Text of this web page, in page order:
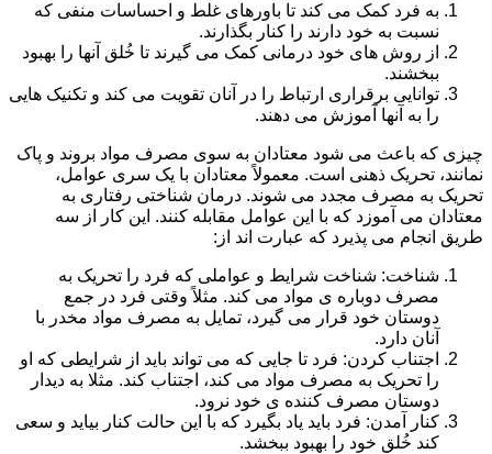
به فرد کمک می کند تا باورهای غلط و احساسات منفی که
نسبت به خود دارند را کنار بگذارند.
از روش های خود درمانی کمک می گیرند تا خُلق آنها را بهبود
ببخشند.
توانایی برقراری ارتباط را در آنان تقویت می کند و تکنیک هایی
را به آنها آموزش می دهند.
چیزی که باعث می شود معتادان به سوی مصرف مواد بروند و پاک
نمانند، تحریک ذهنی است. معمولاً معتادان با یک سری عوامل،
تحریک به مصرف مجدد می شوند. درمان شناختی رفتاری به
معتادان می آموزد که با این عوامل مقابله کنند. این کار از سه
طریق انجام می پذیرد که عبارت اند از:
شناخت: شناخت شرایط و عواملی که فرد را تحریک به
مصرف دوباره ی مواد می کند. مثلاً وقتی فرد در جمع
دوستان خود قرار می گیرد، تمایل به مصرف مواد مخدر با
آنان دارد.
اجتناب کردن: فرد تا جایی که می تواند باید از شرایطی که او
را تحریک به مصرف مواد می کند، اجتناب کند. مثلا به دیدار
دوستان مصرف کننده ی خود نرود.
کنار آمدن: فرد باید یاد بگیرد که با این حالت کنار بیاید و سعی
کند خُلق خود را بهبود ببخشد.